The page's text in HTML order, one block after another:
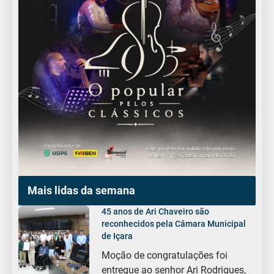
Mais lidas da semana
45 anos de Ari Chaveiro são
reconhecidos pela Câmara Municipal
de Içara
Moção de congratulações foi
entregue ao senhor Ari Rodrigues,